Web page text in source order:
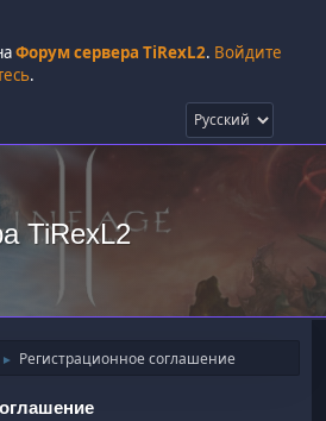
Форум сервера TiRexL2. Войдите
.
TiRexL2
► Регистрационное соглашение